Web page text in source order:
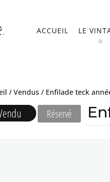
ACCUEIL LE
/Vendus / Enfilade teck
Réservé